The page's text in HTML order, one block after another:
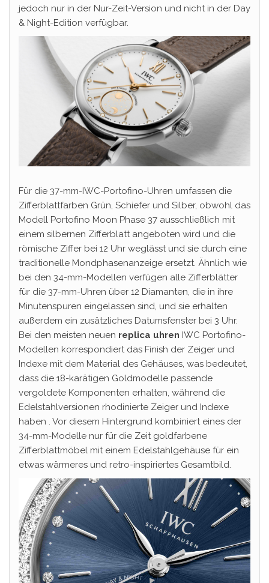
jedoch nur in der Nur-Zeit-Version und nicht in der Day
& Night-Edition verfügbar.
Für die 37-mm-IWC-Portofino-Uhren umfassen die
Zifferblattfarben Grün, Schiefer und Silber, obwohl das
Modell Portofino Moon Phase 37 ausschließlich mit
einem silbernen Zifferblatt angeboten wird und die
römische Ziffer bei 12 Uhr weglässt und sie durch eine
traditionelle Mondphasenanzeige ersetzt. Ähnlich wie
bei den 34-mm-Modellen verfügen alle Zifferblätter
für die 37-mm-Uhren über 12 Diamanten, die in ihre
Minutenspuren eingelassen sind, und sie erhalten
außerdem ein zusätzliches Datumsfenster bei 3 Uhr.
Bei den meisten neuen replica uhren IWC Portofino-
Modellen korrespondiert das Finish der Zeiger und
Indexe mit dem Material des Gehäuses, was bedeutet,
dass die 18-karätigen Goldmodelle passende
vergoldete Komponenten erhalten, während die
Edelstahlversionen rhodinierte Zeiger und Indexe
haben . Vor diesem Hintergrund kombiniert eines der
34-mm-Modelle nur für die Zeit goldfarbene
Zifferblattmöbel mit einem Edelstahlgehäuse für ein
etwas wärmeres und retro-inspiriertes Gesamtbild.